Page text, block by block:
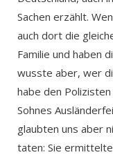
Sachen erzählt.
auch dort die
Familie und haben
wusste aber, wer
habe den
Sohnes
glaubten uns aber
taten: Sie